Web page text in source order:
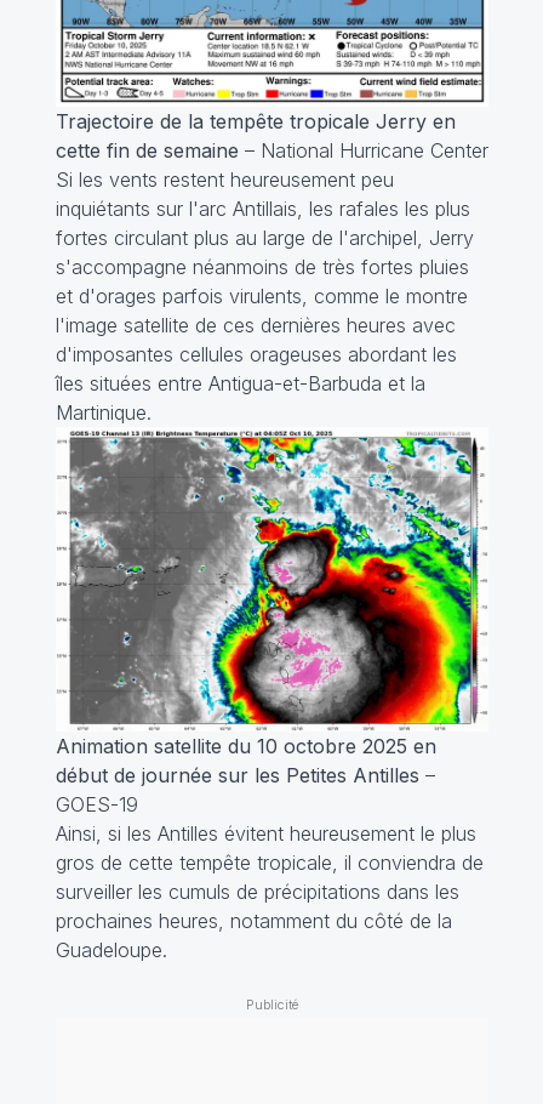
Trajectoire de la tempête tropicale Jerry en
cette fin de semaine – National Hurricane Center
Si les vents restent heureusement peu
inquiétants sur l'arc Antillais, les rafales les plus
fortes circulant plus au large de l'archipel, Jerry
s'accompagne néanmoins de très fortes pluies
et d'orages parfois virulents, comme le montre
l'image satellite de ces dernières heures avec
d'imposantes cellules orageuses abordant les
îles situées entre Antigua-et-Barbuda et la
Martinique.
Animation satellite du 10 octobre 2025 en
début de journée sur les Petites Antilles –
GOES-19
Ainsi, si les Antilles évitent heureusement le plus
gros de cette tempête tropicale, il conviendra de
surveiller les cumuls de précipitations dans les
prochaines heures, notamment du côté de la
Guadeloupe.